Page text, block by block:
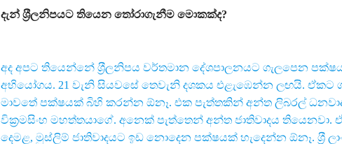
දැන් ශ‍්‍රීලනිපයට තියෙන තෝරාගැනීම මොකක්ද?
අද අපට තියෙන්නේ ශ‍්‍රීලනිපය වර්තමාන දේශපාලනයට ගැලපෙන
අභියෝගය. 21 වැනි සියවසේ තෙවැනි දශකය එළැඹෙන්න ලඟයි. ඒකට
මාවතේ පක්ෂයක් බිහි කරන්න ඕනෑ. එක පැත්තකින් අන්ත ලිබරල්
වික‍්‍රමසිංහ මහත්තයාගේ. අනෙක් පැත්තෙන් අන්ත ජාතිවාදය තියෙනවා.
දෙමළ, මුස්ලිම් ජාතිවාදයට ඉඩ නොදෙන පක්ෂයක් හැදෙන්න ඕනෑ. ශ‍්‍රී